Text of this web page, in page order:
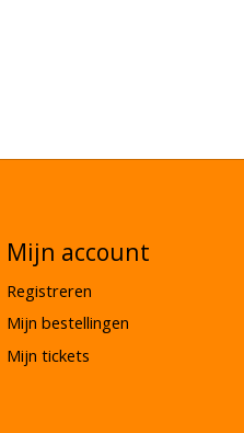
Mijn account
Registreren
Mijn bestellingen
Mijn tickets